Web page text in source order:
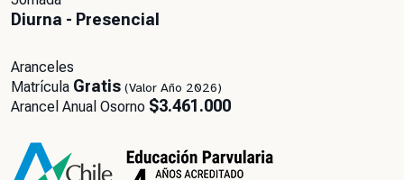
Diurna - Presencial
Aranceles
Matrícula Gratis (Valor Año 2026)
Arancel Anual Osorno $3.461.000